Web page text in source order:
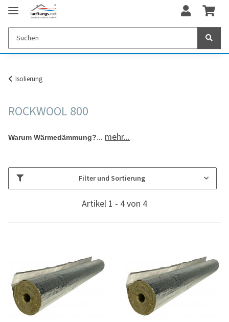
Isolierung
ROCKWOOL 800
Warum Wärmedämmung?... mehr...
Filter und Sortierung
Artikel 1 - 4 von 4